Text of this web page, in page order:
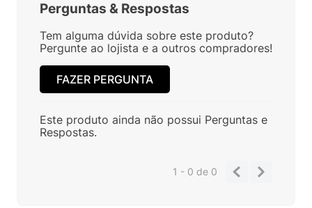
Perguntas & Respostas
Tem alguma dúvida sobre este produto?
Pergunte ao lojista e a outros compradores!
FAZER PERGUNTA
Este produto ainda não possui Perguntas e
Respostas.
1 - 0de 0